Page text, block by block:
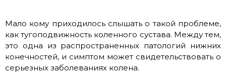
Мало кому приходилось слышать о такой проблеме,
как тугоподвижность коленного сустава. Между тем,
это одна из распространенных патологий нижних
конечностей, и симптом может свидетельствовать о
серьезных заболеваниях колена.